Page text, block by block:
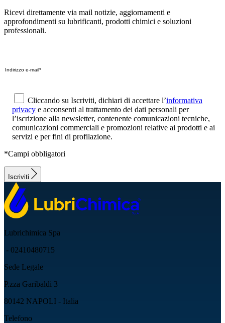
Ricevi direttamente via mail notizie, aggiornamenti e
approfondimenti su lubrificanti, prodotti chimici e soluzioni
professionali.
Cliccando su Iscriviti, dichiari di accettare l’informativa
privacy e acconsenti al trattamento dei dati personali per
l’iscrizione alla newsletter, contenente comunicazioni tecniche,
comunicazioni commerciali e promozioni relative ai prodotti e ai
servizi e per fini di profilazione.
*Campi obbligatori
Iscriviti
Lubrichimica Spa
- 02410480715
Sede Legale
P.zza Garibaldi 3
80142 NAPOLI - Italia
Telefono